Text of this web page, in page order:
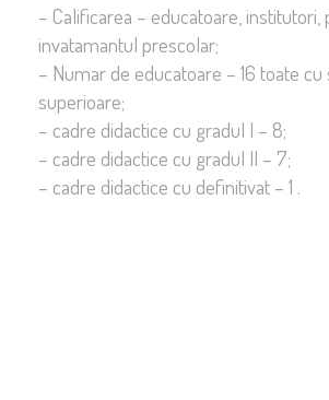
– Calificarea – educatoare, institutori,
invatamantul prescolar;
– Numar de educatoare – 16 toate cu
superioare;
– cadre didactice cu gradul I – 8;
– cadre didactice cu gradul II – 7;
– cadre didactice cu definitivat – 1 .